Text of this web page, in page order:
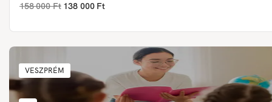
158 000 Ft 138 000 Ft
VESZPRÉM